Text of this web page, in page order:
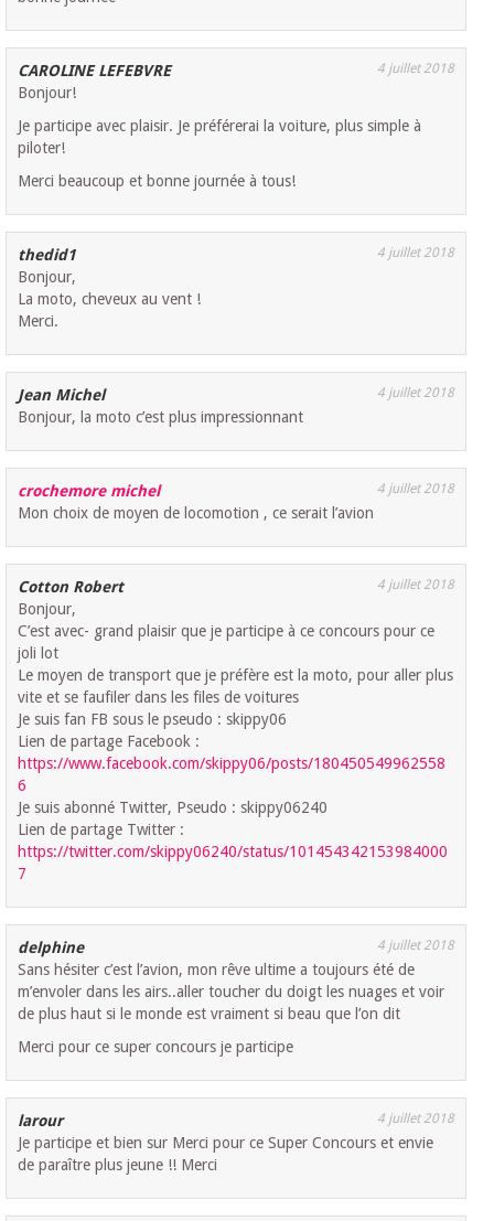
CAROLINE LEFEBVRE 4 juillet 2018
Bonjour!
Je participe avec plaisir. Je préférerai la voiture, plus simple à
piloter!
Merci beaucoup et bonne journée à tous!
thedid1 4 juillet 2018
Bonjour,
La moto, cheveux au vent !
Merci.
Jean Michel 4 juillet 2018
Bonjour, la moto c’est plus impressionnant
crochemore michel 4 juillet 2018
Mon choix de moyen de locomotion , ce serait l’avion
Cotton Robert 4 juillet 2018
Bonjour,
C’est avec- grand plaisir que je participe à ce concours pour ce
joli lot
Le moyen de transport que je préfère est la moto, pour aller plus
vite et se faufiler dans les files de voitures
Je suis fan FB sous le pseudo : skippy06
Lien de partage Facebook :
https://www.facebook.com/skippy06/posts/180450549962558
6
Je suis abonné Twitter, Pseudo : skippy06240
Lien de partage Twitter :
https://twitter.com/skippy06240/status/101454342153984000
7
delphine 4 juillet 2018
Sans hésiter c’est l’avion, mon rêve ultime a toujours été de
m’envoler dans les airs..aller toucher du doigt les nuages et voir
de plus haut si le monde est vraiment si beau que l’on dit
Merci pour ce super concours je participe
larour 4 juillet 2018
Je participe et bien sur Merci pour ce Super Concours et envie
de paraître plus jeune !! Merci